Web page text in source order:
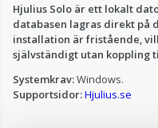
Hjulius Solo är ett lokalt
databasen lagras direkt på
installation är fristående,
självständigt utan koppling
Systemkrav:Windows.
Supportsidor:Hjulius.se